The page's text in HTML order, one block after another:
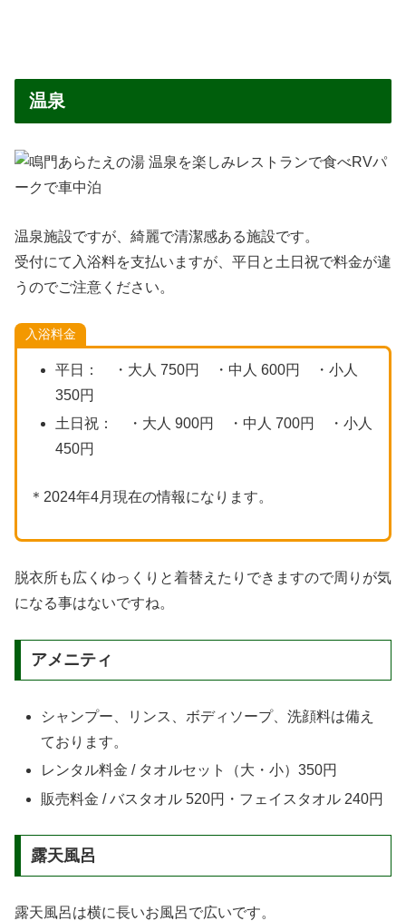
温泉
温泉施設ですが、綺麗で清潔感ある施設です。
受付にて入浴料を支払いますが、平日と土日祝で料金が違
うのでご注意ください。
入浴料金
平日： ・大人 750円 ・中人 600円 ・小人
350円
土日祝： ・大人 900円 ・中人 700円 ・小人
450円
＊2024年4月現在の情報になります。
脱衣所も広くゆっくりと着替えたりできますので周りが気
になる事はないですね。
アメニティ
シャンプー、リンス、ボディソープ、洗顔料は備え
ております。
レンタル料金 / タオルセット（大・小）350円
販売料金 / バスタオル 520円・フェイスタオル 240円
露天風呂
露天風呂は横に長いお風呂で広いです。